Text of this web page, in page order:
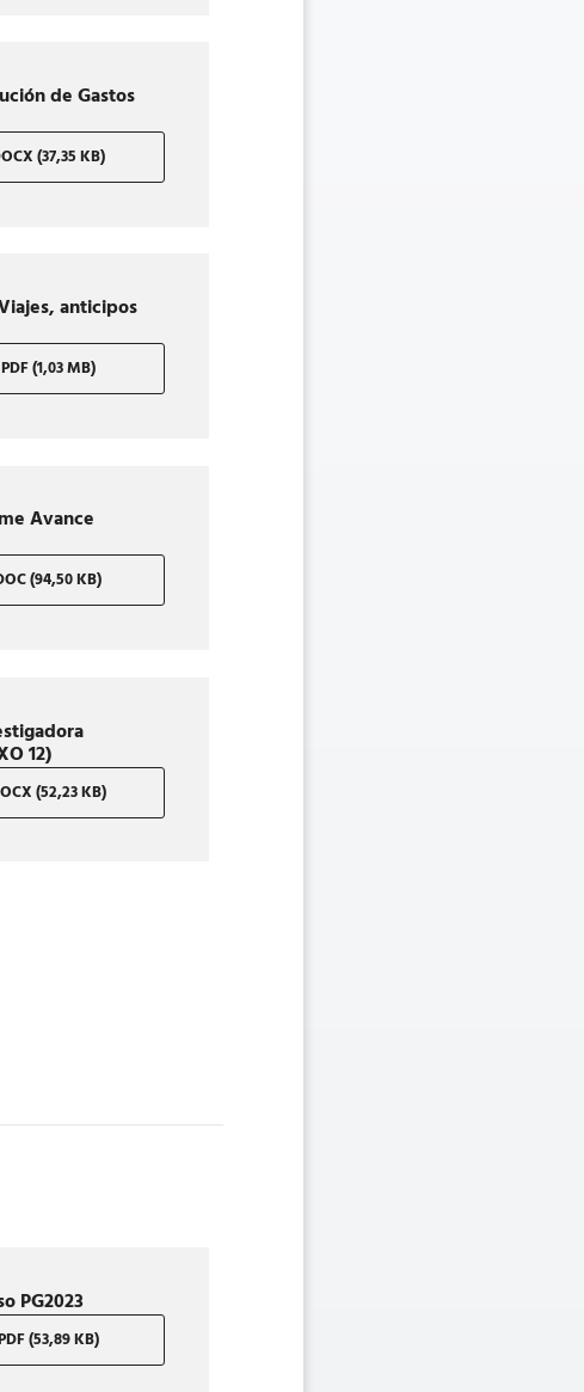
de Gastos
(37,35 KB)
anticipos
(1,03 MB)
Avance
(94,50 KB)
12)
(52,23 KB)
PG2023
(53,89 KB)